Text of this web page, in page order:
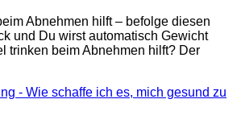
Abnehmen hilft – befolge diesen
und Du wirst automatisch Gewicht
trinken beim Abnehmen hilft? Der